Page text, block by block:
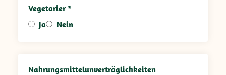
Vegetarier *
Ja
Nein
Nahrungsmittelunverträglichkeiten